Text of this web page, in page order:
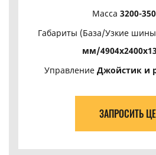
Масса 3200-
Габариты (База/Узкие
мм/
Управление Джойстик и
ЗАПРОСИТЬ